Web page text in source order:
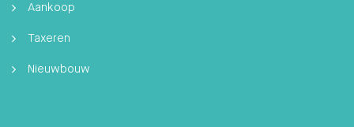
Aankoop
Taxeren
Nieuwbouw